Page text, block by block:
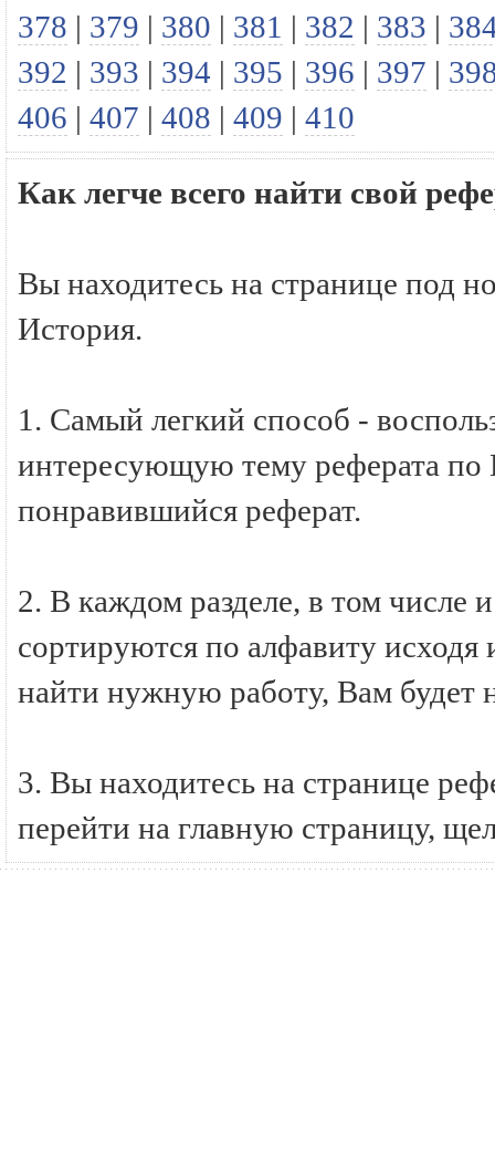
378 | 379 | 380 | 381 | 382 | 383 |
392 | 393 | 394 | 395 | 396 | 397 |
406 | 407 | 408 | 409 | 410
Как легче всего найти свой
Вы находитесь на странице под
История.
1. Самый легкий способ -
интересующую тему реферата по
понравившийся реферат.
2. В каждом разделе, в том числе
сортируются по алфавиту исходя
найти нужную работу, Вам будет
3. Вы находитесь на странице
перейти на главную страницу,